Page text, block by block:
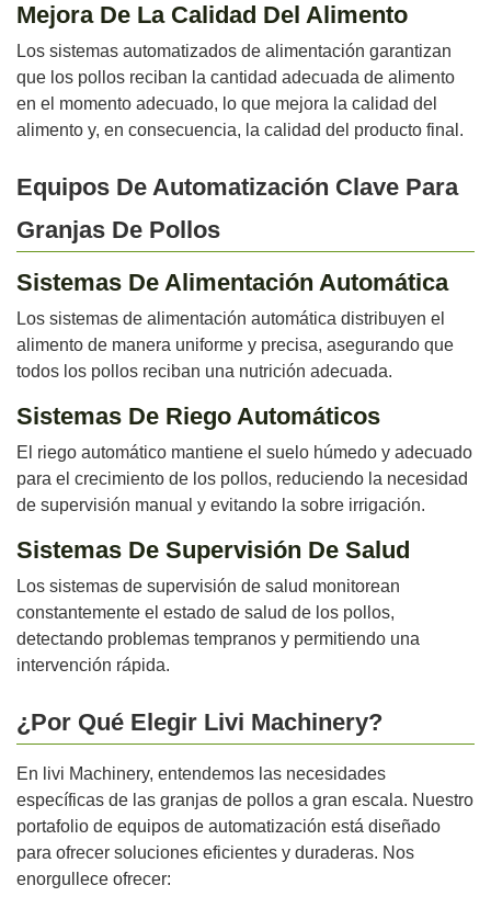
Mejora De La Calidad Del Alimento
Los sistemas automatizados de alimentación garantizan
que los pollos reciban la cantidad adecuada de alimento
en el momento adecuado, lo que mejora la calidad del
alimento y, en consecuencia, la calidad del producto final.
Equipos De Automatización Clave Para
Granjas De Pollos
Sistemas De Alimentación Automática
Los sistemas de alimentación automática distribuyen el
alimento de manera uniforme y precisa, asegurando que
todos los pollos reciban una nutrición adecuada.
Sistemas De Riego Automáticos
El riego automático mantiene el suelo húmedo y adecuado
para el crecimiento de los pollos, reduciendo la necesidad
de supervisión manual y evitando la sobre irrigación.
Sistemas De Supervisión De Salud
Los sistemas de supervisión de salud monitorean
constantemente el estado de salud de los pollos,
detectando problemas tempranos y permitiendo una
intervención rápida.
¿Por Qué Elegir Livi Machinery?
En livi Machinery, entendemos las necesidades
específicas de las granjas de pollos a gran escala. Nuestro
portafolio de equipos de automatización está diseñado
para ofrecer soluciones eficientes y duraderas. Nos
enorgullece ofrecer: